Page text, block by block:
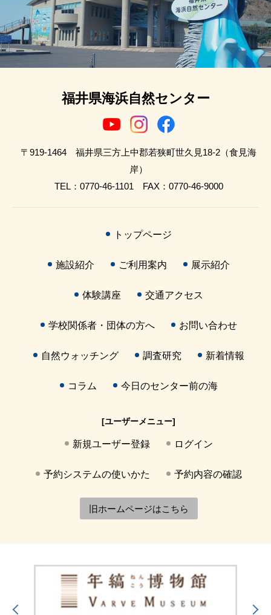
福井県海浜自然センター
〒919-1464 福井県三方上中郡若狭町世久見18-2（食見海
岸）
TEL：0770-46-1101 FAX：0770-46-9000
トップページ
施設紹介 ご利用案内 展示紹介
体験講座 交通アクセス
学校関係者・団体の方へ お問い合わせ
自然ウォッチング 調査研究 新着情報
コラム 今日のセンター前の海
[ユーザーメニュー]
新規ユーザー登録 ログイン
予約システムの使いかた 予約内容の確認
旧ホームページはこちら